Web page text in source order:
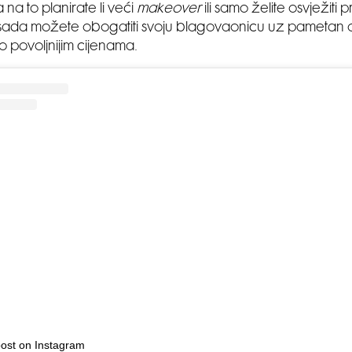
na to planirate li veći makeoverili samo želite osvježiti
možete obogatiti svoju blagovaonicu uz pametan
povoljnijim cijenama.
on Instagram